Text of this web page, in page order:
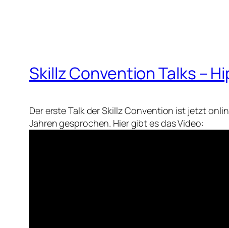
Skillz Convention Talks –
Der erste Talk der Skillz Convention ist jetzt
Jahren gesprochen. Hier gibt es das Video: